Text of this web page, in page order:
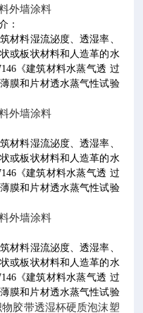
外墙涂料
：
材料湿流泌度、透湿率、
或板状材料和人造革的水
《建筑材料水蒸气透 过
膜和片材透水蒸气性试验
外墙涂料
材料湿流泌度、透湿率、
或板状材料和人造革的水
《建筑材料水蒸气透 过
膜和片材透水蒸气性试验
外墙涂料
材料湿流泌度、透湿率、
或板状材料和人造革的水
《建筑材料水蒸气透 过
膜和片材透水蒸气性试验
胶带透湿杯硬质泡沫塑